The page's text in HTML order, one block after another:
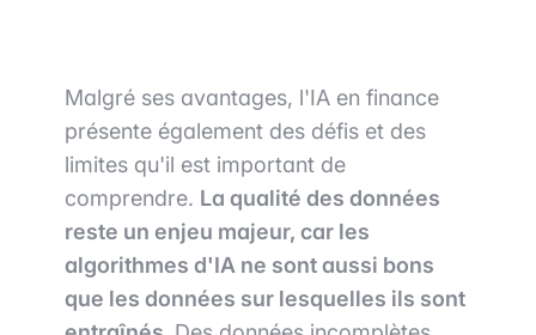
Malgré ses avantages, l'IA en finance
présente également des défis et des
limites qu'il est important de
comprendre. La qualité des données
reste un enjeu majeur, car les
algorithmes d'IA ne sont aussi bons
que les données sur lesquelles ils sont